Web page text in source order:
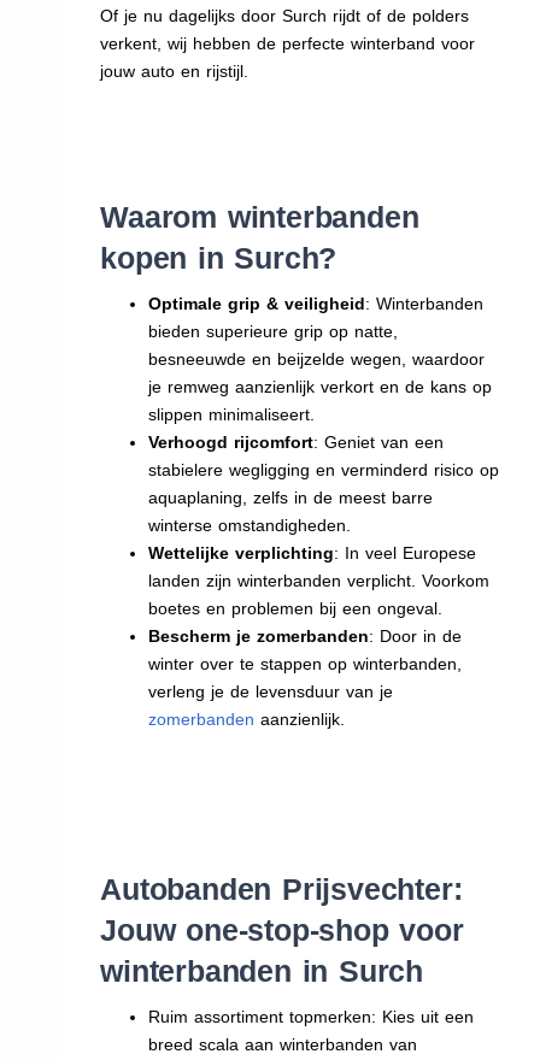
Of je nu dagelijks door Surch rijdt of de polders
verkent, wij hebben de perfecte winterband voor
jouw auto en rijstijl.
Waarom winterbanden
kopen in Surch?
Optimale grip & veiligheid: Winterbanden
bieden superieure grip op natte,
besneeuwde en beijzelde wegen, waardoor
je remweg aanzienlijk verkort en de kans op
slippen minimaliseert.
Verhoogd rijcomfort: Geniet van een
stabielere wegligging en verminderd risico op
aquaplaning, zelfs in de meest barre
winterse omstandigheden.
Wettelijke verplichting: In veel Europese
landen zijn winterbanden verplicht. Voorkom
boetes en problemen bij een ongeval.
Bescherm je zomerbanden: Door in de
winter over te stappen op winterbanden,
verleng je de levensduur van je
zomerbanden aanzienlijk.
Autobanden Prijsvechter:
Jouw one-stop-shop voor
winterbanden in Surch
Ruim assortiment topmerken: Kies uit een
breed scala aan winterbanden van